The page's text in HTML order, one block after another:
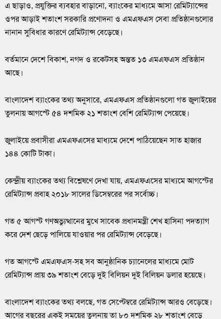
এ ছাড়াও, প্রযুক্তির ব্যবহার বাড়ানো, ব্যাংকের মাধ্যমে আসা রেমিট্যান্সের
ওপর আড়াই শতাংশ সরকারি প্রণোদনা ও এমএফএস সেবা প্রতিষ্ঠানগুলোর
নানান সুবিধার কারণে রেমিট্যান্স বেড়েছে।
বর্তমানে দেশে বিকাশ, নগদ ও রকেটসহ অন্তত ১৩ এমএফএস প্রতিষ্ঠান
আছে।
বাংলাদেশ ব্যাংকের তথ্য অনুসারে, এমএফএস প্রতিষ্ঠানগুলো গত জুলাইয়ের
তুলনায় আগস্টে ৫৪ দশমিক ২১ শতাংশ বেশি রেমিট্যান্স পেয়েছে।
জুলাইয়ে প্রবাসীরা এমএফএসের মাধ্যমে দেশে পাঠিয়েছেন সাত হাজার
১৪৪ কোটি টাকা।
কেন্দ্রীয় ব্যাংকের তথ্য বিশ্লেষণে দেখা যায়, এমএফএসের মাধ্যমে আগস্টের
রেমিট্যান্স প্রবাহ ২০১৮ সালের ডিসেম্বরের পর সর্বোচ্চ।
গত ৫ আগস্ট গণঅভ্যুত্থানের মুখে সাবেক প্রধানমন্ত্রী শেখ হাসিনা পদত্যাগ
করে দেশ ছেড়ে পালিয়ে যাওয়ার পর রেমিট্যান্স বেড়েছে।
গত আগস্টে এমএফএস-সহ সব আনুষ্ঠানিক চ্যানেলের মাধ্যমে মোট
রেমিট্যান্স প্রায় ৩৯ শতাংশ বেড়ে দুই বিলিয়ন দুই বিলিয়ন ডলার হয়েছে।
বাংলাদেশ ব্যাংকের তথ্য বলছে, গত সেপ্টেম্বরে রেমিট্যান্স আরও বেড়েছে।
আগের বছরের একই সময়ের তুলনায় তা ৮০ দশমিক ২৮ শতাংশ বেড়ে